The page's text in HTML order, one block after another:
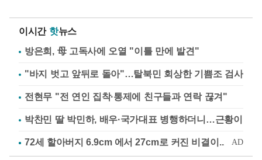
이시간 핫뉴스
방은희, 母 고독사에 오열 "이틀 만에 발견"
"바지 벗고 앞뒤로 돌아"…탈북민 회상한 기쁨조 검사
전현무 "전 연인 집착·통제에 친구들과 연락 끊겨"
박찬민 딸 박민하, 배우·국가대표 병행하더니…근황이